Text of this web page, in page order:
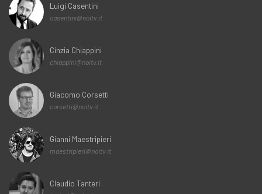
Luigi Casentini
casentini@noitv.it
Cinzia Chiappini
chiappini@noitv.it
Giacomo Corsetti
corsetti@noitv.it
Gianni Maestripieri
maestripieri@noitv.it
Claudio Tanteri